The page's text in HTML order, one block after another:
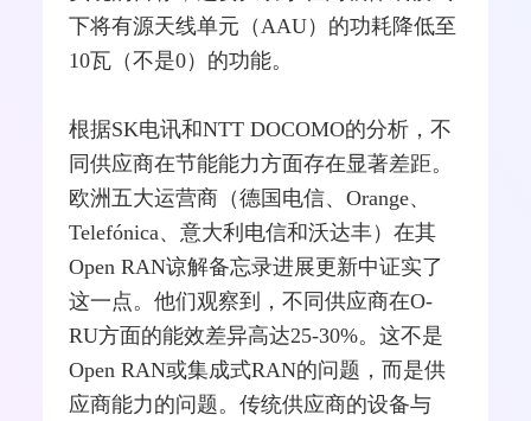
下将有源天线单元（AAU）的功耗降低至
10瓦（不是0）的功能。
根据SK电讯和NTT DOCOMO的分析，不
同供应商在节能能力方面存在显著差距。
欧洲五大运营商 （德国电信、Orange、
Telefónica、意大利电信和沃达丰）在其
Open RAN谅解备忘录进展更新中证实了
这一点。他们观察到，不同供应商在O-
RU方面的能效差异高达25-30%。这不是
Open RAN或集成式RAN的问题，而是供
应商能力的问题。传统供应商的设备与